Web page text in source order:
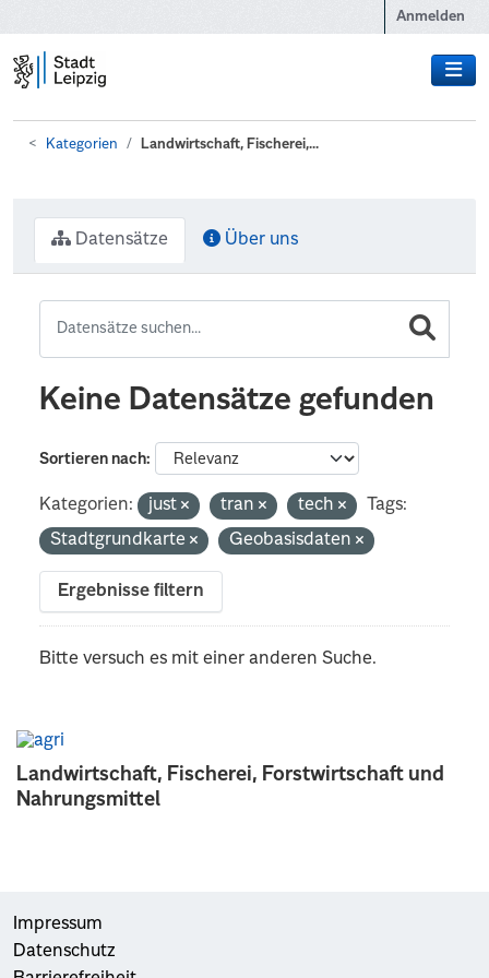
Anmelden
Kategorien Landwirtschaft, Fischerei,...
Landwirtschaft, Fischerei, Forstwirtschaft und
Nahrungsmittel
Datensätze Über uns
Keine Datensätze gefunden
Sortieren nach
Kategorien: just tran tech
Tags:
Stadtgrundkarte
Geobasisdaten
Ergebnisse filtern
Bitte versuch es mit einer anderen Suche.
Impressum
Datenschutz